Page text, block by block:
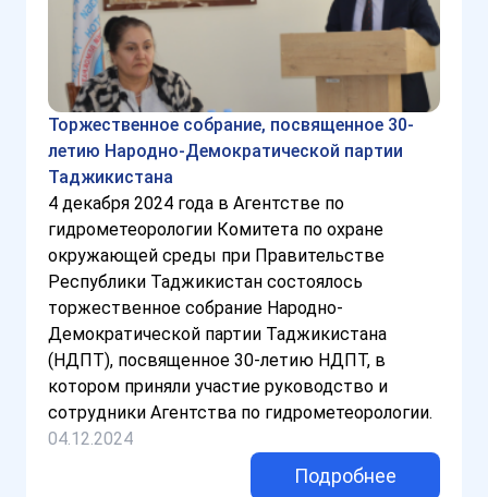
Торжественное собрание, посвященное 30-
летию Народно-Демократической партии
Таджикистана
4 декабря 2024 года в Агентстве по
гидрометеорологии Комитета по охране
окружающей среды при Правительстве
Республики Таджикистан состоялось
торжественное собрание Народно-
Демократической партии Таджикистана
(НДПТ), посвященное 30-летию НДПТ, в
котором приняли участие руководство и
сотрудники Агентства по гидрометеорологии.
04.12.2024
Подробнее